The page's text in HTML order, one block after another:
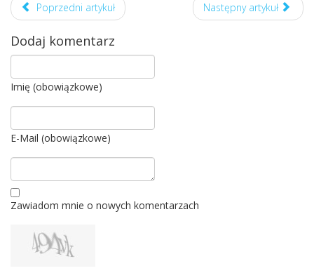
Poprzedni artykuł Następny artykuł
Dodaj komentarz
Imię (obowiązkowe)
E-Mail (obowiązkowe)
Zawiadom mnie o nowych komentarzach